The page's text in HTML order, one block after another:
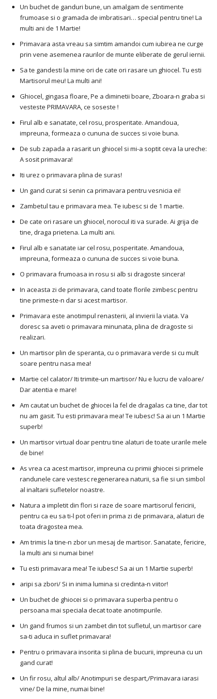
Un buchet de ganduri bune, un amalgam de sentimente
frumoase si o gramada de imbratisari… special pentru tine! La
multi ani de 1 Martie!
Primavara asta vreau sa simtim amandoi cum iubirea ne curge
prin vene asemenea raurilor de munte eliberate de gerul iernii.
Sa te gandesti la mine ori de cate ori rasare un ghiocel. Tu esti
Martisorul meu! La multi ani!
Ghiocel, gingasa floare, Pe a diminetii boare, Zboara-n graba si
vesteste PRIMAVARA, ce soseste !
Firul alb e sanatate, cel rosu, prosperitate. Amandoua,
impreuna, formeaza o cununa de succes si voie buna.
De sub zapada a rasarit un ghiocel si mi-a soptit ceva la ureche:
A sosit primavara!
Iti urez o primavara plina de suras!
Un gand curat si senin ca primavara pentru vesnicia ei!
Zambetul tau e primavara mea. Te iubesc si de 1 martie.
De cate ori rasare un ghiocel, norocul iti va surade. Ai grija de
tine, draga prietena. La multi ani.
Firul alb e sanatate iar cel rosu, posperitate. Amandoua,
impreuna, formeaza o cununa de succes si voie buna.
O primavara frumoasa in rosu si alb si dragoste sincera!
In aceasta zi de primavara, cand toate florile zimbesc pentru
tine primeste-n dar si acest martisor.
Primavara este anotimpul renasterii, al invierii la viata. Va
doresc sa aveti o primavara minunata, plina de dragoste si
realizari.
Un martisor plin de speranta, cu o primavara verde si cu mult
soare pentru nasa mea!
Martie cel calator/ Iti trimite-un martisor/ Nu e lucru de valoare/
Dar atentia e mare!
Am cautat un buchet de ghiocei la fel de dragalas ca tine, dar tot
nu am gasit. Tu esti primavara mea! Te iubesc! Sa ai un 1 Martie
superb!
Un martisor virtual doar pentru tine alaturi de toate urarile mele
de bine!
As vrea ca acest martisor, impreuna cu primii ghiocei si primele
randunele care vestesc regenerarea naturii, sa fie si un simbol
al inaltarii sufletelor noastre.
Natura a impletit din flori si raze de soare martisorul fericirii,
pentru ca eu sa ti-l pot oferi in prima zi de primavara, alaturi de
toata dragostea mea.
Am trimis la tine-n zbor un mesaj de martisor. Sanatate, fericire,
la multi ani si numai bine!
Tu esti primavara mea! Te iubesc! Sa ai un 1 Martie superb!
aripi sa zbori/ Si in inima lumina si credinta-n viitor!
Un buchet de ghiocei si o primavara superba pentru o
persoana mai speciala decat toate anotimpurile.
Un gand frumos si un zambet din tot sufletul, un martisor care
sa-ti aduca in suflet primavara!
Pentru o primavara insorita si plina de bucurii, impreuna cu un
gand curat!
Un fir rosu, altul alb/ Anotimpuri se despart,/Primavara iarasi
vine/ De la mine, numai bine!